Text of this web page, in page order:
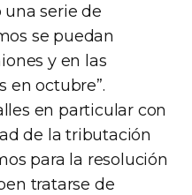
serie de
se puedan
y en las
en octubre”.
en particular con
de la tributación
para la resolución
tratarse de